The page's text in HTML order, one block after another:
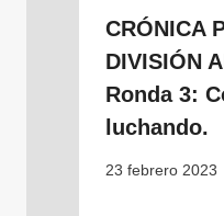
CRÓNICA
DIVISIÓN
Ronda 3:
luchando.
23 febrero 2023